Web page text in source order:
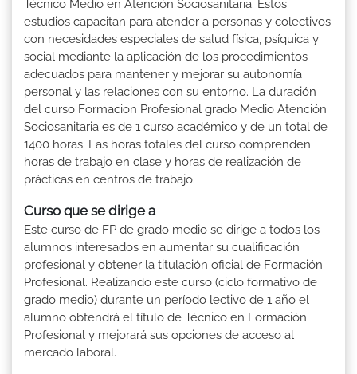
Técnico Medio en Atención Sociosanitaria. Estos
estudios capacitan para atender a personas y colectivos
con necesidades especiales de salud física, psíquica y
social mediante la aplicación de los procedimientos
adecuados para mantener y mejorar su autonomía
personal y las relaciones con su entorno. La duración
del curso Formacion Profesional grado Medio Atención
Sociosanitaria es de 1 curso académico y de un total de
1400 horas. Las horas totales del curso comprenden
horas de trabajo en clase y horas de realización de
prácticas en centros de trabajo.
Curso que se dirige a
Este curso de FP de grado medio se dirige a todos los
alumnos interesados en aumentar su cualificación
profesional y obtener la titulación oficial de Formación
Profesional. Realizando este curso (ciclo formativo de
grado medio) durante un período lectivo de 1 año el
alumno obtendrá el título de Técnico en Formación
Profesional y mejorará sus opciones de acceso al
mercado laboral.